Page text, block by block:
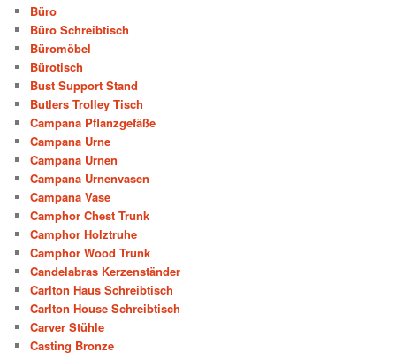
Büro
Büro Schreibtisch
Büromöbel
Bürotisch
Bust Support Stand
Butlers Trolley Tisch
Campana Pflanzgefäße
Campana Urne
Campana Urnen
Campana Urnenvasen
Campana Vase
Camphor Chest Trunk
Camphor Holztruhe
Camphor Wood Trunk
Candelabras Kerzenständer
Carlton Haus Schreibtisch
Carlton House Schreibtisch
Carver Stühle
Casting Bronze